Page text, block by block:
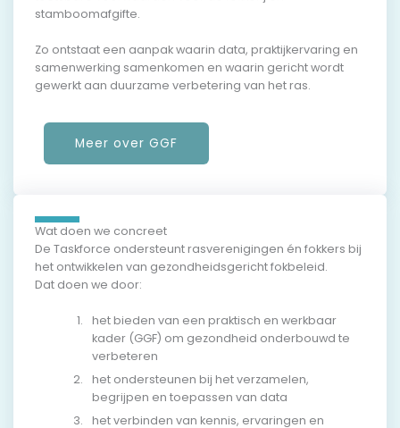
stamboomafgifte.
Zo ontstaat een aanpak waarin data, praktijkervaring en
samenwerking samenkomen en waarin gericht wordt
gewerkt aan duurzame verbetering van het ras.
Meer over GGF
Wat doen we concreet
De Taskforce ondersteunt rasverenigingen én fokkers bij
het ontwikkelen van gezondheidsgericht fokbeleid.
Dat doen we door:
het bieden van een praktisch en werkbaar
kader (GGF) om gezondheid onderbouwd te
verbeteren
het ondersteunen bij het verzamelen,
begrijpen en toepassen van data
het verbinden van kennis, ervaringen en